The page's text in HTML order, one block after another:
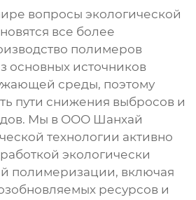
вопросы экологической
все более
полимеров
основных источников
среды, поэтому
пути снижения выбросов и
Мы в ООО Шанхай
технологии активно
экологически
полимеризации, включая
ресурсов и